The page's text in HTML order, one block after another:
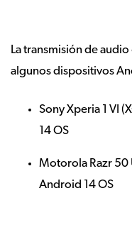
La transmisión de
algunos dispositivos
Sony Xperia 1 VI
14 OS
Motorola Razr 50
Android 14 OS